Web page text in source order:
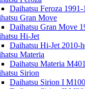
Daihatsu Feroza 1991-
Gran Move
Daihatsu Gran Move
Hi-Jet
Daihatsu Hi-Jet 2010-
Materia
Daihatsu Materia
Sirion
Daihatsu Sirion I